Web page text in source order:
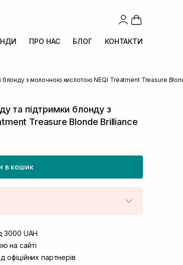
ПРО НАС БЛОГ КОНТАКТИ
блонду з молочною кислотою NEQI Treatment Treasure
та підтримки блонду з
Treasure Blonde Brilliance
в кошик
4
1В
3000 UAH
на сайті
офіційних партнерів